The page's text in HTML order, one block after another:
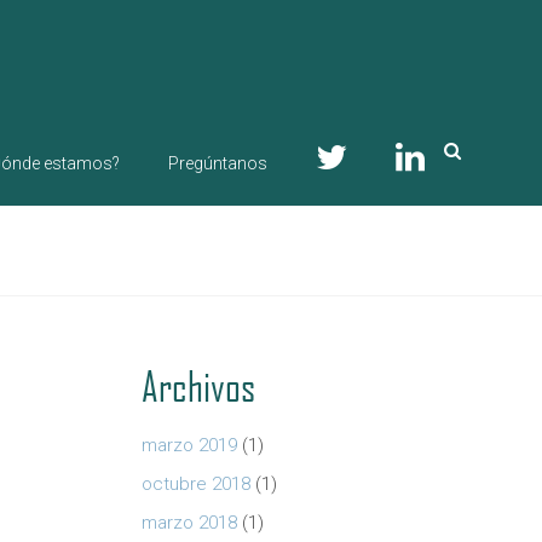
estamos? Pregúntanos
Archivos
marzo 2019(1)
octubre 2018(1)
marzo 2018(1)